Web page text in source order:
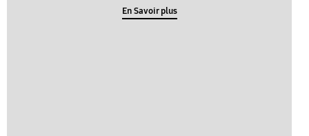
En Savoir plus